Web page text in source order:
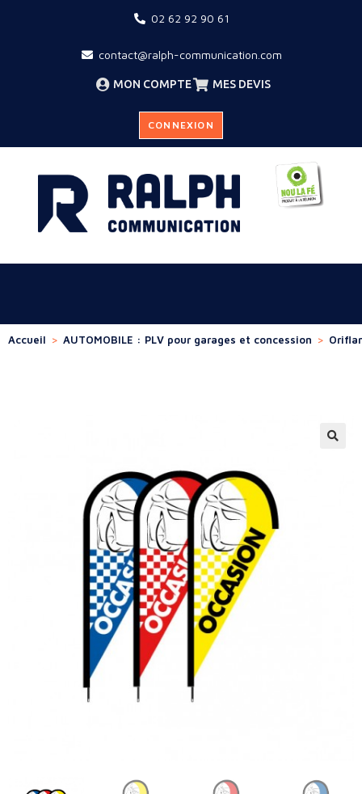
02 62 92 90 61
contact@ralph-communication.com
MON COMPTE MES DEVIS
CONNEXION
Accueil > AUTOMOBILE : PLV pour garages et concession >